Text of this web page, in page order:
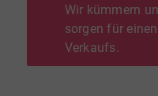
Wir kümmern
sorgen für
Verkaufs.